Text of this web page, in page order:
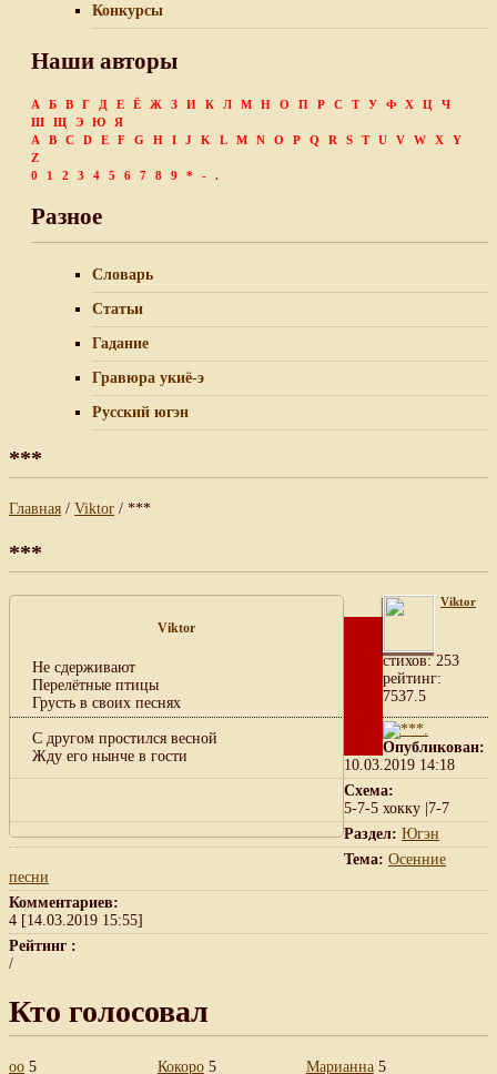
Конкурсы
Наши авторы
А Б В Г Д Е Ё Ж З И К Л М Н О П Р С Т У Ф Х Ц
Ч
Ш
Щ Э Ю
Я
A
B C D E F G H I J K L M N O P Q R S T U V W X
Y
Z
0
1 2 3 4 5 6 7 8 9 * - .
Разное
Словарь
Статьи
Гадание
Гравюра укиё-э
Русский югэн
***
Главная / Viktor / ***
***
Viktor
Не сдерживают
Перелётные птицы
Грусть в своих песнях
С другом простился весной
Жду его нынче в гости
Viktor
cтихов: 253
рейтинг:
7537.5
Опубликован:
10.03.2019 14:18
Схема:
5-7-5 хокку |7-7
Раздел: Югэн
Тема: Осенние
песни
Комментариев:
4 [14.03.2019 15:55]
Рейтинг :
/
Кто голосовал
оо 5 Кокоро5 Марианна5